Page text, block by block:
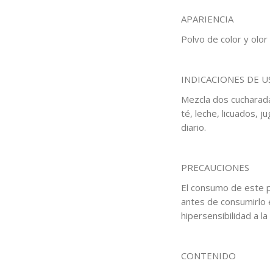
APARIENCIA
Polvo de color y
INDICACIONES DE
Mezcla dos
té, leche, licuados,
diario.
PRECAUCIONES
El consumo de este
antes de consumirlo
hipersensibilidad a
CONTENIDO